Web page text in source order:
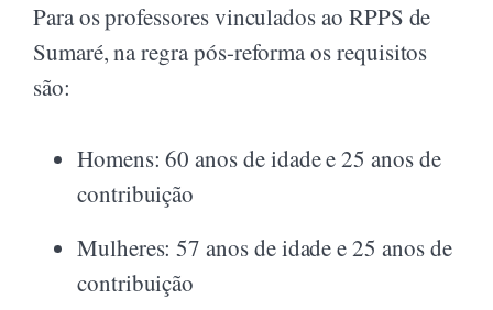
Para os professores vinculados ao RPPS de
Sumaré, na regra pós-reforma os requisitos
são:
Homens: 60 anos de idade e 25 anos de
contribuição
Mulheres: 57 anos de idade e 25 anos de
contribuição